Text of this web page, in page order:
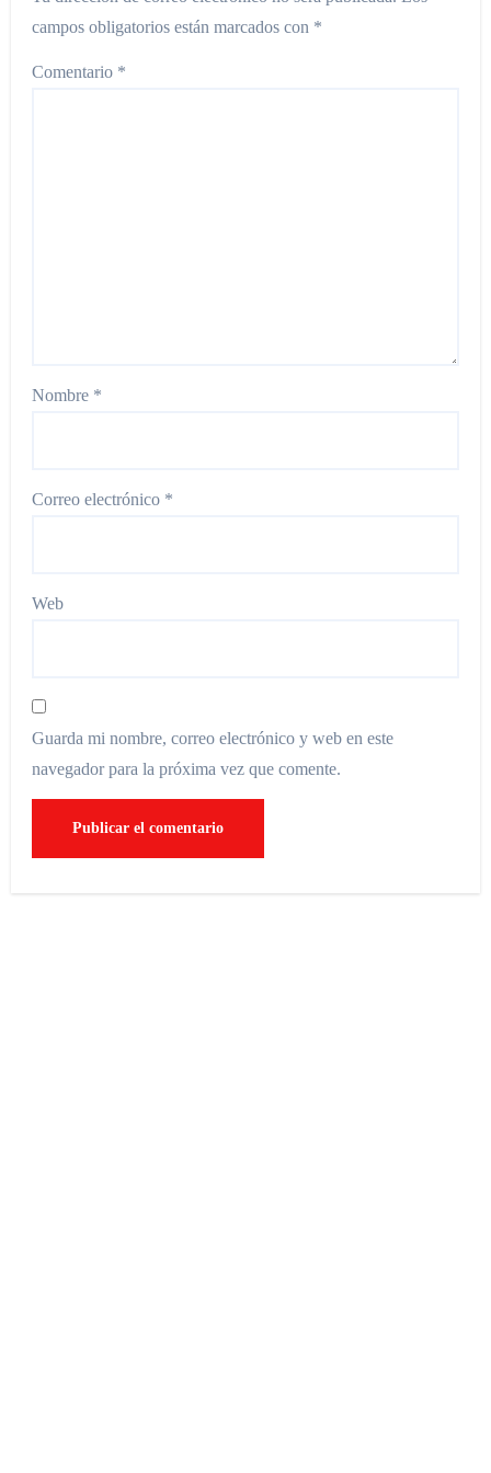
campos obligatorios están marcados con *
Comentario *
Nombre *
Correo electrónico *
Web
Guarda mi nombre, correo electrónico y web en este
navegador para la próxima vez que comente.